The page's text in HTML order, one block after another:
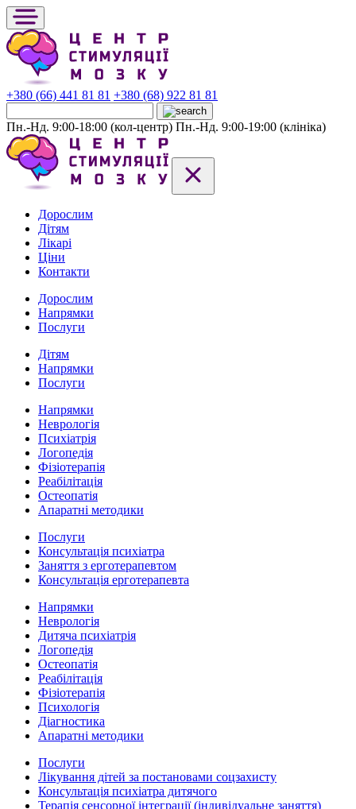
+380 (66) 441 81 81 +380 (68) 922 81 81
Пн.-Нд. 9:00-18:00 (кол-центр) Пн.-Нд. 9:00-19:00 (клініка)
Дорослим
Дітям
Лікарі
Ціни
Контакти
Дорослим
Напрямки
Послуги
Дітям
Напрямки
Послуги
Напрямки
Неврологія
Психіатрія
Логопедія
Фізіотерапія
Реабілітація
Остеопатія
Апаратні методики
Послуги
Консультація психіатра
Заняття з ерготерапевтом
Консультація ерготерапевта
Напрямки
Неврологія
Дитяча психіатрія
Логопедія
Остеопатія
Реабілітація
Фізіотерапія
Психологія
Діагностика
Апаратні методики
Послуги
Лікування дітей за постановами соцзахисту
Консультація психіатра дитячого
Терапія сенсорної інтеграції (індивідуальне заняття)